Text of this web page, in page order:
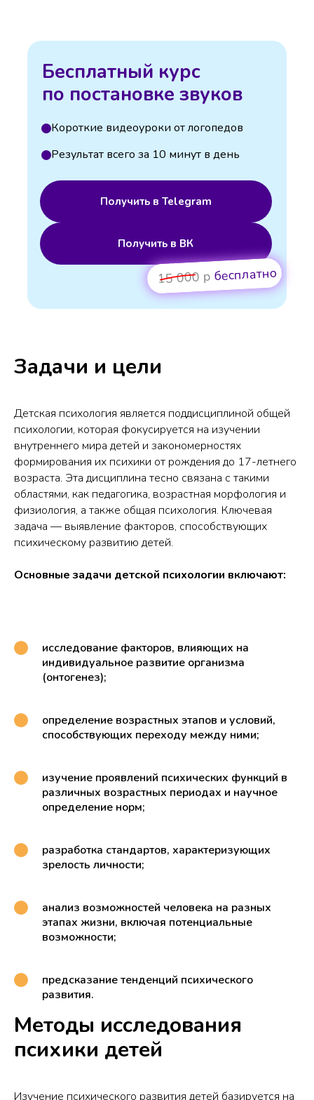
Бесплатный курс
по постановке звуков
Получить в Telegram
Получить в ВК
15 000 р бесплатно
Результат всего за 10 минут в день
Короткие видеоуроки от логопедов
Задачи и цели
Детская психология является поддисциплиной общей
психологии, которая фокусируется на изучении
внутреннего мира детей и закономерностях
формирования их психики от рождения до 17-летнего
возраста. Эта дисциплина тесно связана с такими
областями, как педагогика, возрастная морфология и
физиология, а также общая психология. Ключевая
задача — выявление факторов, способствующих
психическому развитию детей.
Основные задачи детской психологии включают:
исследование факторов, влияющих на
индивидуальное развитие организма
(онтогенез);
определение возрастных этапов и условий,
способствующих переходу между ними;
изучение проявлений психических функций в
различных возрастных периодах и научное
определение норм;
разработка стандартов, характеризующих
зрелость личности;
анализ возможностей человека на разных
этапах жизни, включая потенциальные
возможности;
предсказание тенденций психического
развития.
Методы исследования
психики детей
Изучение психического развития детей базируется на